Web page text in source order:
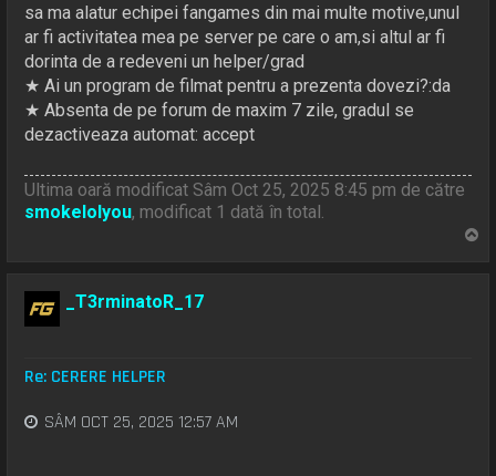
sa ma alatur echipei fangames din mai multe motive,unul
ar fi activitatea mea pe server pe care o am,si altul ar fi
dorinta de a redeveni un helper/grad
★ Ai un program de filmat pentru a prezenta dovezi?:da
★ Absenta de pe forum de maxim 7 zile, gradul se
dezactiveaza automat: accept
Ultima oară modificat Sâm Oct 25, 2025 8:45 pm de către
smokelolyou, modificat 1 dată în total.
_T3rminatoR_17
Re: CERERE HELPER
SÂM OCT 25, 2025 12:57 AM